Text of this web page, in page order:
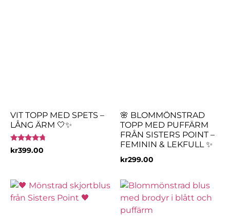
VIT TOPP MED SPETS –
LÅNG ÄRM 🤍✨
Betygsatt
4.50
kr399.00
🌸 BLOMMÖNSTRAD
TOPP MED PUFFÄRM
FRÅN SISTERS POINT –
FEMININ & LEKFULL ✨
kr299.00